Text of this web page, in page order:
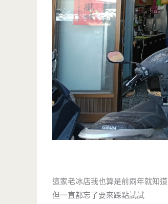
這家老冰店我也算是前兩年就知道
但一直都忘了要來踩點試試